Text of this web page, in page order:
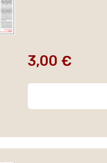
Prix
3,00 €